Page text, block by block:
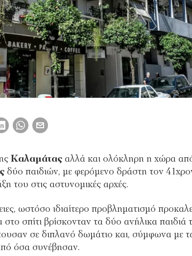
Καλαμάτας αλλά και ολόκληρη η χώρα
δύο παιδιών, με φερόμενο δράστη τον
του στις αστυνομικές αρχές.
ωστόσο ιδιαίτερο προβληματισμό
σπίτι βρίσκονταν τα δύο ανήλικα παιδιά
σε διπλανό δωμάτιο και, σύμφωνα με
όσα συνέβησαν.